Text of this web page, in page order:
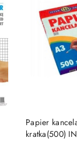
Papier
kratka(500)